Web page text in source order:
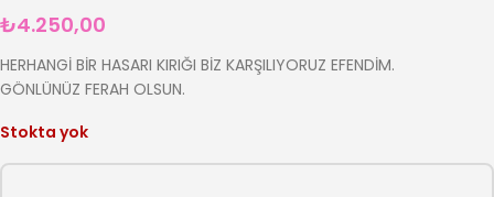
₺4.250,00
HERHANGİ BİR HASARI KIRIĞI BİZ KARŞILIYORUZ EFENDİM.
GÖNLÜNÜZ FERAH OLSUN.
Stokta yok